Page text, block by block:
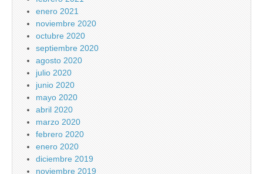
enero 2021
noviembre 2020
octubre 2020
septiembre 2020
agosto 2020
julio 2020
junio 2020
mayo 2020
abril 2020
marzo 2020
febrero 2020
enero 2020
diciembre 2019
noviembre 2019